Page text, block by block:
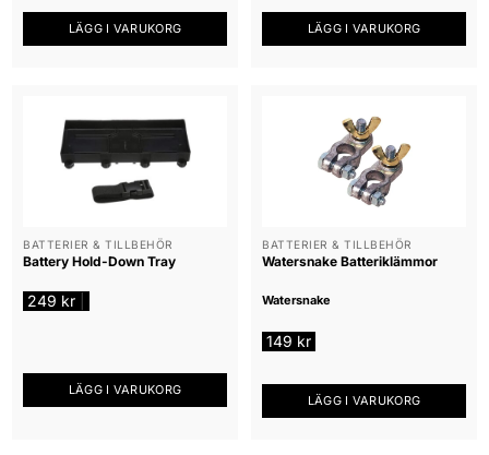
LÄGG I VARUKORG LÄGG I VARUKORG
BATTERIER & TILLBEHÖR
Battery Hold-Down Tray
249 kr
LÄGG I VARUKORG
BATTERIER & TILLBEHÖR
Watersnake Batteriklämmor
Watersnake
149 kr
LÄGG I VARUKORG